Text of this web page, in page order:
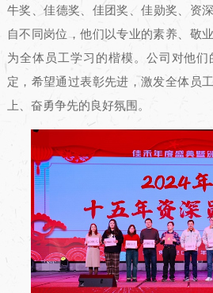
牛奖、佳德奖、佳团奖、佳勋奖、
自不同岗位，他们以专业的素养、敬
为全体员工学习的楷模。公司对他
定，希望通过表彰先进，激发全体员
上、奋勇争先的良好氛围。